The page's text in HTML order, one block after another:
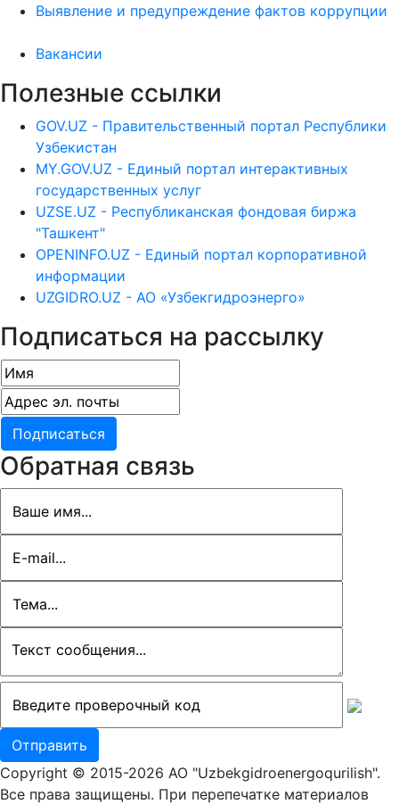
Выявление и предупреждение фактов коррупции
Вакансии
Полезные ссылки
GOV.UZ - Правительственный портал Республики
Узбекистан
MY.GOV.UZ - Единый портал интерактивных
государственных услуг
UZSE.UZ - Республиканская фондовая биржа
"Ташкент"
OPENINFO.UZ - Единый портал корпоративной
информации
UZGIDRO.UZ - АО «Узбекгидроэнерго»
Подписаться на рассылку
Обратная связь
Copyright © 2015-2026 АО "Uzbekgidroenergoqurilish".
Все права защищены. При перепечатке материалов